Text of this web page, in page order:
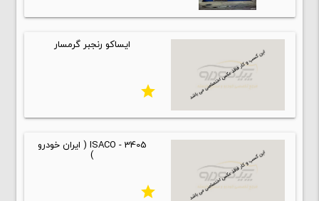
ایساکو رنجبر گرمسار
star
ISACO - 3405 ( ایران خودرو
)
star